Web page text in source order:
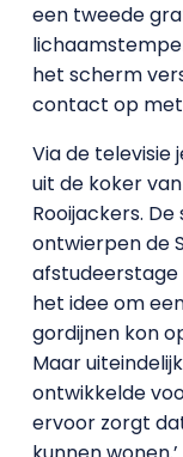
een tweede
het scherm
contact op met
Via de televisie
uit de koker
Rooijackers.
ontwierpen de
afstudeerstage
het idee om
gordijnen kon
Maar
ontwikkelde
ervoor zorgt